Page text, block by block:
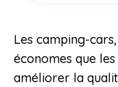
Les camping-
économes que
améliorer la